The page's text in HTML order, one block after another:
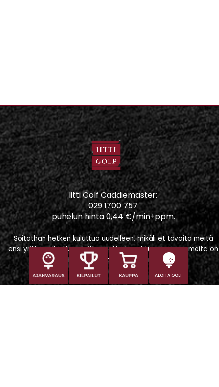
ALOITA GOLF
Iitti Golf Caddiemaster:
029 1700 757
puhelun hinta 0,44 €/min+ppm.
Soitathan hetken kuluttua uudelleen, mikäli et tavoita meitä
ensi yrittämällä. Huomioithan, että tapahtumapäivinä meitä on
vaikeampi tavoittaa puhelimitse.
Iitti Golf Niskaportti